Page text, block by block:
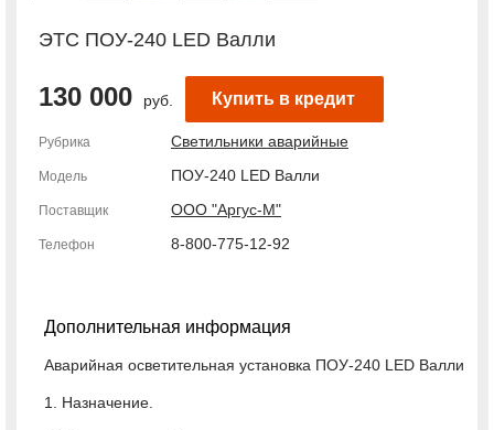
ЭТС ПОУ-240 LED Валли
130 000 руб. Купить в кредит
Рубрика Светильники аварийные
Модель ПОУ-240 LED Валли
Поставщик ООО "Аргус-М"
Телефон 8-800-775-12-92
Дополнительная информация
Аварийная осветительная установка ПОУ-240 LED Валли
1. Назначение.